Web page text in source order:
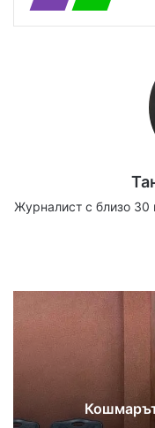
Журналист с близо 30